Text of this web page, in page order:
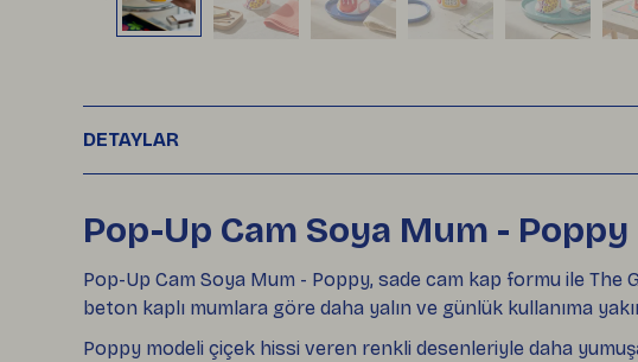
DETAYLAR
Pop-Up Cam Soya Mum - Poppy
Pop-Up Cam Soya Mum - Poppy, sade cam kap formu ile
beton kaplı mumlara göre daha yalın ve günlük kullanıma
Poppy modeli çiçek hissi veren renkli desenleriyle daha